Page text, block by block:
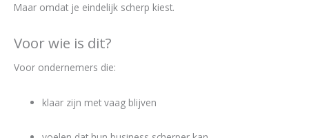
Maar omdat je eindelijk scherp kiest.
Voor wie is dit?
Voor ondernemers die:
klaar zijn met vaag blijven